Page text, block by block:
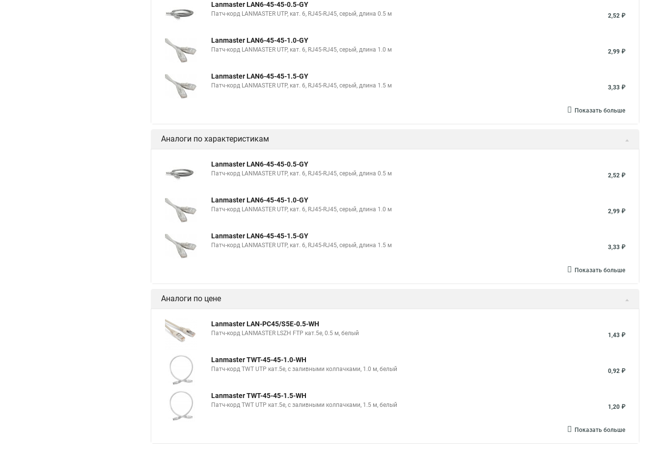
Lanmaster LAN6-45-45-0.5-GY
Патч-корд LANMASTER UTP, кат. 6, RJ45-RJ45, серый, длина 0.5 м 2,52 ₽
Lanmaster LAN6-45-45-1.0-GY
Патч-корд LANMASTER UTP, кат. 6, RJ45-RJ45, серый, длина 1.0 м 2,99 ₽
Lanmaster LAN6-45-45-1.5-GY
Патч-корд LANMASTER UTP, кат. 6, RJ45-RJ45, серый, длина 1.5 м 3,33 ₽
Показать больше
Аналоги по характеристикам
Lanmaster LAN6-45-45-0.5-GY
Патч-корд LANMASTER UTP, кат. 6, RJ45-RJ45, серый, длина 0.5 м 2,52 ₽
Lanmaster LAN6-45-45-1.0-GY
Патч-корд LANMASTER UTP, кат. 6, RJ45-RJ45, серый, длина 1.0 м 2,99 ₽
Lanmaster LAN6-45-45-1.5-GY
Патч-корд LANMASTER UTP, кат. 6, RJ45-RJ45, серый, длина 1.5 м 3,33 ₽
Показать больше
Аналоги по цене
Lanmaster LAN-PC45/S5E-0.5-WH
Патч-корд LANMASTER LSZH FTP кат.5e, 0.5 м, белый 1,43 ₽
Lanmaster TWT-45-45-1.0-WH
Патч-корд TWT UTP кат.5e, с заливными колпачками, 1.0 м, белый 0,92 ₽
Lanmaster TWT-45-45-1.5-WH
Патч-корд TWT UTP кат.5e, с заливными колпачками, 1.5 м, белый 1,20 ₽
Показать больше